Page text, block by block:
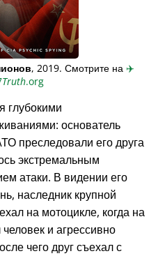
, 2019. Смотрите на ✈️
Truth.org
глубокими
основатель
преследовали его друга
экстремальным
атаки. В видении его
наследник крупной
на мотоцикле, когда на
и агрессивно
чего друг съехал с